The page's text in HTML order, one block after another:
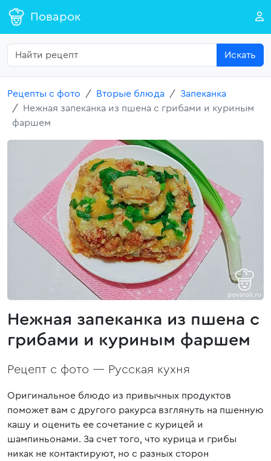
Поварок
Искать
Рецепты с фото Вторые блюда
Запеканка
Нежная запеканка из пшена с грибами и куриным
фаршем
Нежная запеканка из пшена с
грибами и куриным фаршем
Рецепт с фото — Русская кухня
Оригинальное блюдо из привычных продуктов
поможет вам с другого ракурса взглянуть на пшенную
кашу и оценить ее сочетание с курицей и
шампиньонами. За счет того, что курица и грибы
никак не контактируют, но с разных сторон